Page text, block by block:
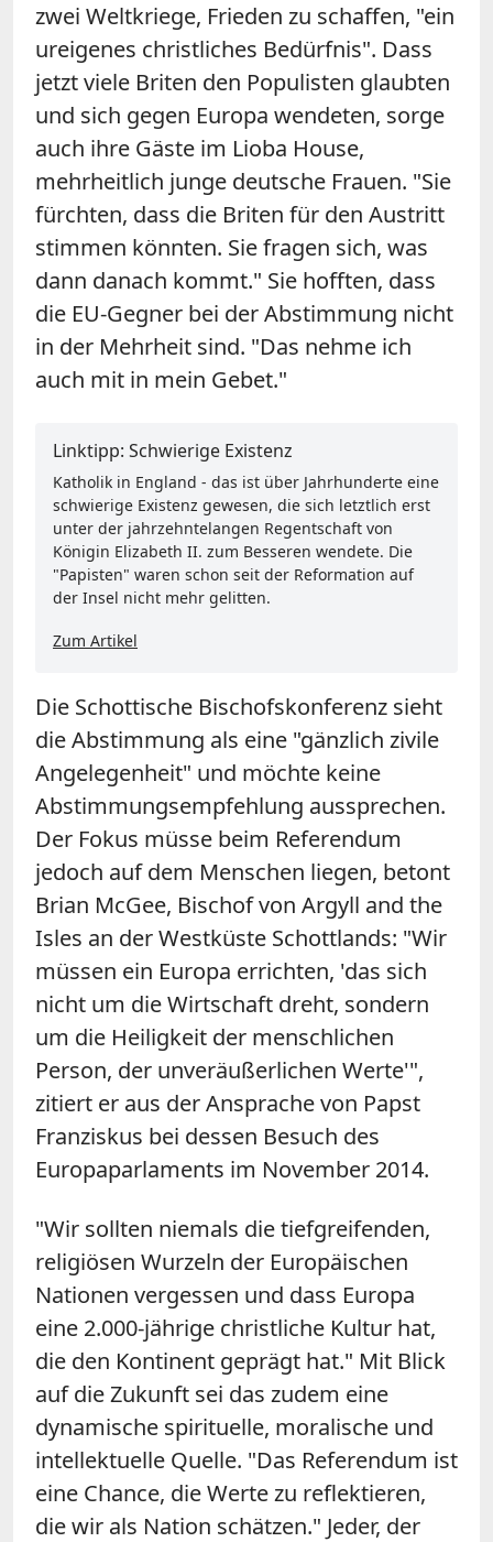
zwei Weltkriege, Frieden zu schaffen, "ein
ureigenes christliches Bedürfnis". Dass
jetzt viele Briten den Populisten glaubten
und sich gegen Europa wendeten, sorge
auch ihre Gäste im Lioba House,
mehrheitlich junge deutsche Frauen. "Sie
fürchten, dass die Briten für den Austritt
stimmen könnten. Sie fragen sich, was
dann danach kommt." Sie hofften, dass
die EU-Gegner bei der Abstimmung nicht
in der Mehrheit sind. "Das nehme ich
auch mit in mein Gebet."
Linktipp: Schwierige Existenz
Katholik in England - das ist über Jahrhunderte eine
schwierige Existenz gewesen, die sich letztlich erst
unter der jahrzehntelangen Regentschaft von
Königin Elizabeth II. zum Besseren wendete. Die
"Papisten" waren schon seit der Reformation auf
der Insel nicht mehr gelitten.
Zum Artikel
Die Schottische Bischofskonferenz sieht
die Abstimmung als eine "gänzlich zivile
Angelegenheit" und möchte keine
Abstimmungsempfehlung aussprechen.
Der Fokus müsse beim Referendum
jedoch auf dem Menschen liegen, betont
Brian McGee, Bischof von Argyll and the
Isles an der Westküste Schottlands: "Wir
müssen ein Europa errichten, 'das sich
nicht um die Wirtschaft dreht, sondern
um die Heiligkeit der menschlichen
Person, der unveräußerlichen Werte'",
zitiert er aus der Ansprache von Papst
Franziskus bei dessen Besuch des
Europaparlaments im November 2014.
"Wir sollten niemals die tiefgreifenden,
religiösen Wurzeln der Europäischen
Nationen vergessen und dass Europa
eine 2.000-jährige christliche Kultur hat,
die den Kontinent geprägt hat." Mit Blick
auf die Zukunft sei das zudem eine
dynamische spirituelle, moralische und
intellektuelle Quelle. "Das Referendum ist
eine Chance, die Werte zu reflektieren,
die wir als Nation schätzen." Jeder, der